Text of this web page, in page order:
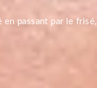
en passant par le